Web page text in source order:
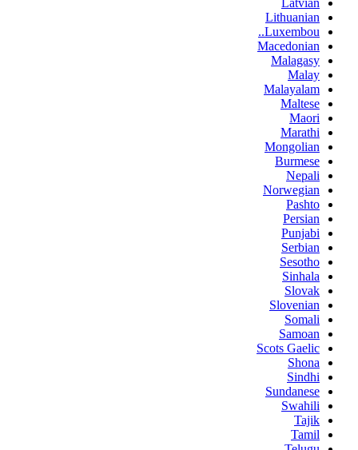
Latvian
Lithuanian
Luxembou..
Macedonian
Malagasy
Malay
Malayalam
Maltese
Maori
Marathi
Mongolian
Burmese
Nepali
Norwegian
Pashto
Persian
Punjabi
Serbian
Sesotho
Sinhala
Slovak
Slovenian
Somali
Samoan
Scots Gaelic
Shona
Sindhi
Sundanese
Swahili
Tajik
Tamil